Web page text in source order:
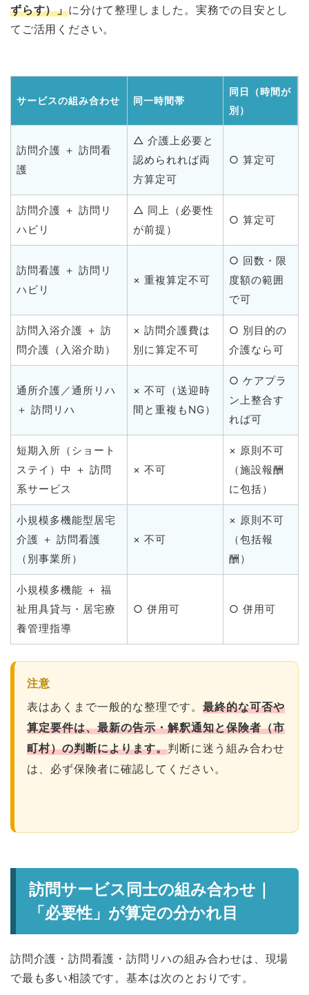
ずらす）」に分けて整理しました。実務での目安とし
てご活用ください。
サービスの組み合わせ 同一時間帯
同日（時間が
別）
訪問介護 ＋ 訪問看
護
△ 介護上必要と
認められれば両
方算定可
○ 算定可
訪問介護 ＋ 訪問リ
ハビリ
△ 同上（必要性
が前提）
○ 算定可
訪問看護 ＋ 訪問リ
ハビリ
× 重複算定不可
○ 回数・限
度額の範囲
で可
訪問入浴介護 ＋ 訪
問介護（入浴介助）
× 訪問介護費は
別に算定不可
○ 別目的の
介護なら可
通所介護／通所リハ
＋ 訪問リハ
× 不可（送迎時
間と重複もNG）
○ ケアプラ
ン上整合す
れば可
短期入所（ショート
ステイ）中 ＋ 訪問
系サービス
× 不可
× 原則不可
（施設報酬
に包括）
小規模多機能型居宅
介護 ＋ 訪問看護
（別事業所）
× 不可
× 原則不可
（包括報
酬）
小規模多機能 ＋ 福
祉用具貸与・居宅療
養管理指導
○ 併用可 ○ 併用可
注意
表はあくまで一般的な整理です。 最終的な可否や
算定要件は、最新の告示・解釈通知と保険者（市
町村）の判断によります。判断に迷う組み合わせ
は、必ず保険者に確認してください。
訪問サービス同士の組み合わせ｜
「必要性」が算定の分かれ目
訪問介護・訪問看護・訪問リハの組み合わせは、現場
で最も多い相談です。基本は次のとおりです。